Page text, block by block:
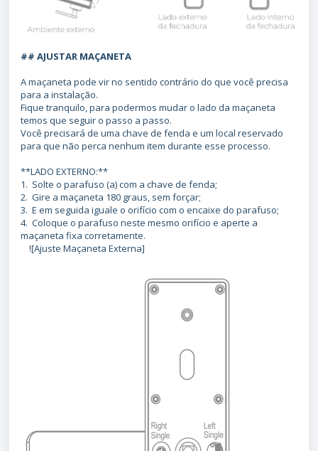
## AJUSTAR MAÇANETA
A maçaneta pode vir no sentido contrário do que você precisa
para a instalação.
Fique tranquilo, para podermos mudar o lado da maçaneta
temos que seguir o passo a passo.
Você precisará de uma chave de fenda e um local reservado
para que não perca nenhum item durante esse processo.
**LADO EXTERNO:**
1. Solte o parafuso (a) com a chave de fenda;
2. Gire a maçaneta 180 graus, sem forçar;
3. E em seguida iguale o orifício com o encaixe do parafuso;
4. Coloque o parafuso neste mesmo orifício e aperte a
maçaneta fixa corretamente.
![Ajuste Maçaneta Externa]